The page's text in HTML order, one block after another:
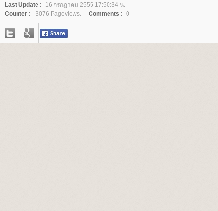
Last Update :
16 กรกฎาคม 2555 17:50:34 น.
Counter :
3076 Pageviews. Comments : 0